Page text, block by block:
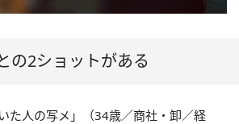
の2ショットがある
た人の写メ」（34歳／商社・卸／経